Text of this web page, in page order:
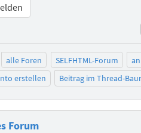
alle Foren SELFHTML-Forum
erstellen
Beitrag im Thread-
Forum